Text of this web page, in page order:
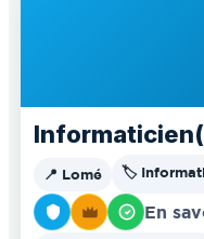
📍 Lomé 🏷️
En